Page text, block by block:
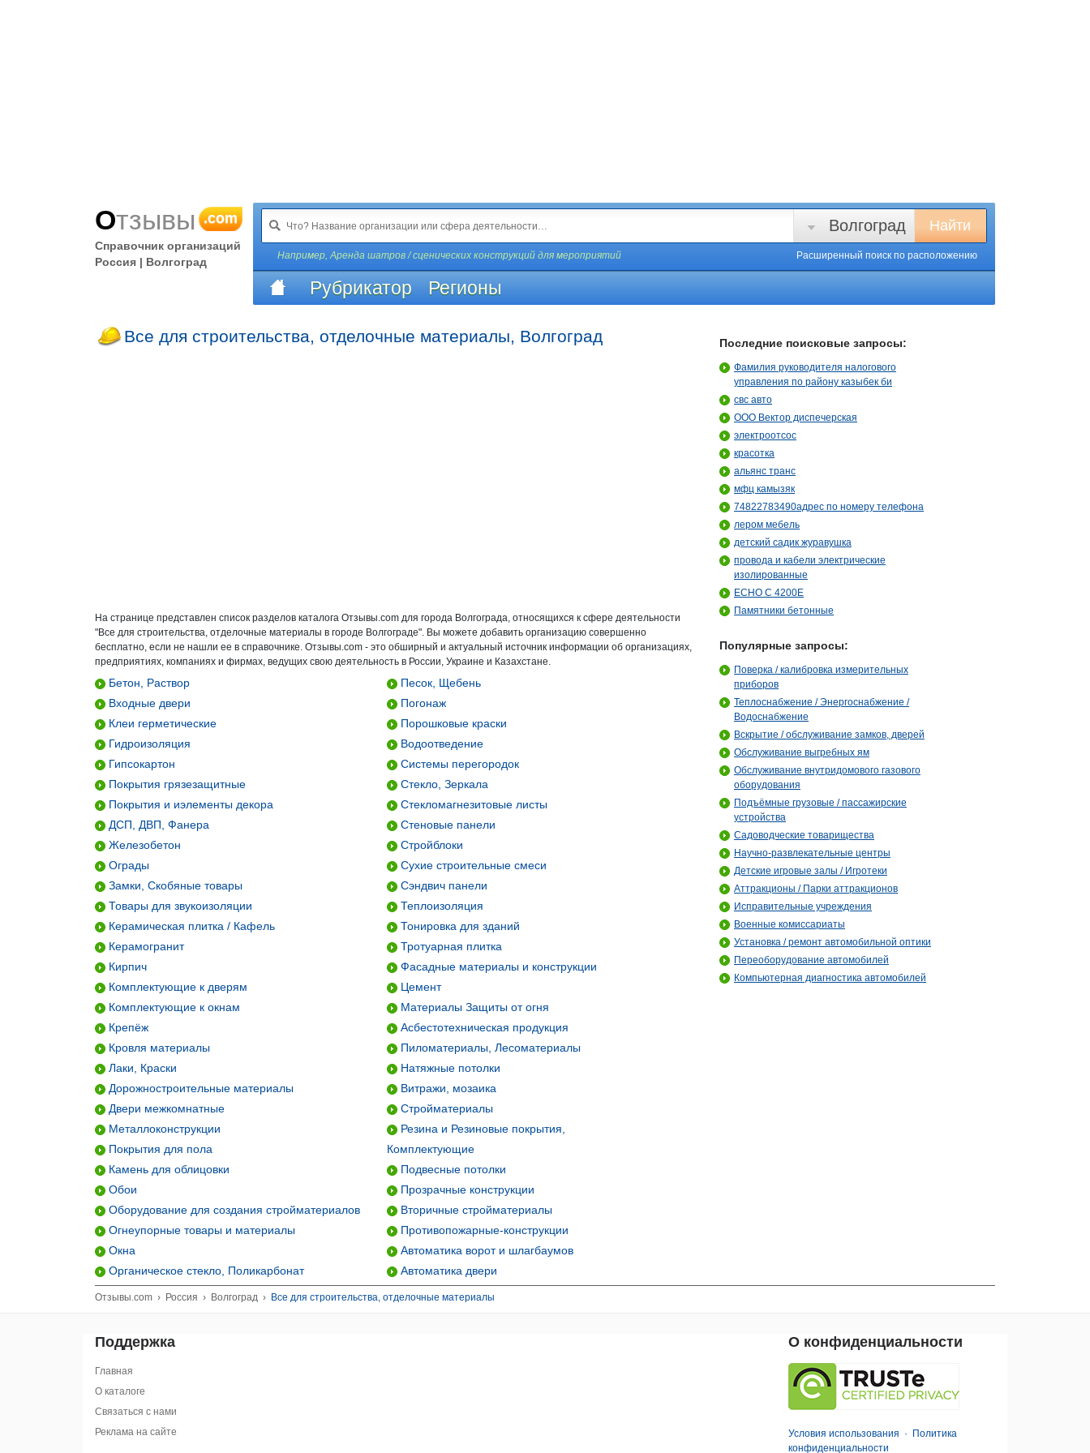
Отзывы .com
Справочник организаций
Россия | Волгоград
Найти
Волгоград
Например,Аренда шатров / сценических конструкций для мероприятий Расширенный поиск по расположению
Рубрикатор Регионы
Все для строительства, отделочные материалы, Волгоград
На странице представлен список разделов каталога Отзывы.com для города Волгограда, относящихся к сфере деятельности
"Все для строительства, отделочные материалы в городе Волгограде". Вы можете добавить организацию совершенно
бесплатно, если не нашли ее в справочнике. Отзывы.com - это обширный и актуальный источник информации об организациях,
предприятиях, компаниях и фирмах, ведущих свою деятельность в России, Украине и Казахстане.
Бетон, Раствор
Входные двери
Клеи герметические
Гидроизоляция
Гипсокартон
Покрытия грязезащитные
Покрытия и иэлементы декора
ДСП, ДВП, Фанера
Железобетон
Ограды
Замки, Скобяные товары
Товары для звукоизоляции
Керамическая плитка / Кафель
Керамогранит
Кирпич
Комплектующие к дверям
Комплектующие к окнам
Крепёж
Кровля материалы
Лаки, Краски
Дорожностроительные материалы
Двери межкомнатные
Металлоконструкции
Покрытия для пола
Камень для облицовки
Обои
Оборудование для создания стройматериалов
Огнеупорные товары и материалы
Окна
Органическое стекло, Поликарбонат
Песок, Щебень
Погонаж
Порошковые краски
Водоотведение
Системы перегородок
Стекло, Зеркала
Стекломагнезитовые листы
Стеновые панели
Стройблоки
Сухие строительные смеси
Сэндвич панели
Теплоизоляция
Тонировка для зданий
Тротуарная плитка
Фасадные материалы и конструкции
Цемент
Материалы Защиты от огня
Асбестотехническая продукция
Пиломатериалы, Лесоматериалы
Натяжные потолки
Витражи, мозаика
Стройматериалы
Резина и Резиновые покрытия,
Комплектующие
Подвесные потолки
Прозрачные конструкции
Вторичные стройматериалы
Противопожарные-конструкции
Автоматика ворот и шлагбаумов
Автоматика двери
Последние поисковые запросы:
Фамилия руководителя налогового
управления по району казыбек би
свс авто
ООО Вектор диспечерская
электроотсос
красотка
альянс транс
мфц камызяк
74822783490адрес по номеру телефона
лером мебель
детский садик журавушка
провода и кабели электрические
изолированные
ECHO C 4200E
Памятники бетонные
Популярные запросы:
Поверка / калибровка измерительных
приборов
Теплоснабжение / Энергоснабжение /
Водоснабжение
Вскрытие / обслуживание замков, дверей
Обслуживание выгребных ям
Обслуживание внутридомового газового
оборудования
Подъёмные грузовые / пассажирские
устройства
Садоводческие товарищества
Научно-развлекательные центры
Детские игровые залы / Игротеки
Аттракционы / Парки аттракционов
Исправительные учреждения
Военные комиссариаты
Установка / ремонт автомобильной оптики
Переоборудование автомобилей
Компьютерная диагностика автомобилей
Отзывы.com › Россия › Волгоград › Все для строительства, отделочные материалы
Поддержка
Главная
О каталоге
Связаться с нами
Реклама на сайте
О конфиденциальности
Условия использования ·
Политика
конфиденциальности